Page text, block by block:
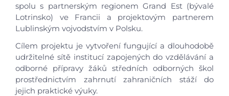
spolu s partnerským regionem Grand Est (bývalé
Lotrinsko) ve Francii a projektovým partnerem
Lublinským vojvodstvím v Polsku.
Cílem projektu je vytvoření fungující a dlouhodobě
udržitelné sítě institucí zapojených do vzdělávání a
odborné přípravy žáků středních odborných škol
prostřednictvím zahrnutí zahraničních stáží do
jejich praktické výuky.